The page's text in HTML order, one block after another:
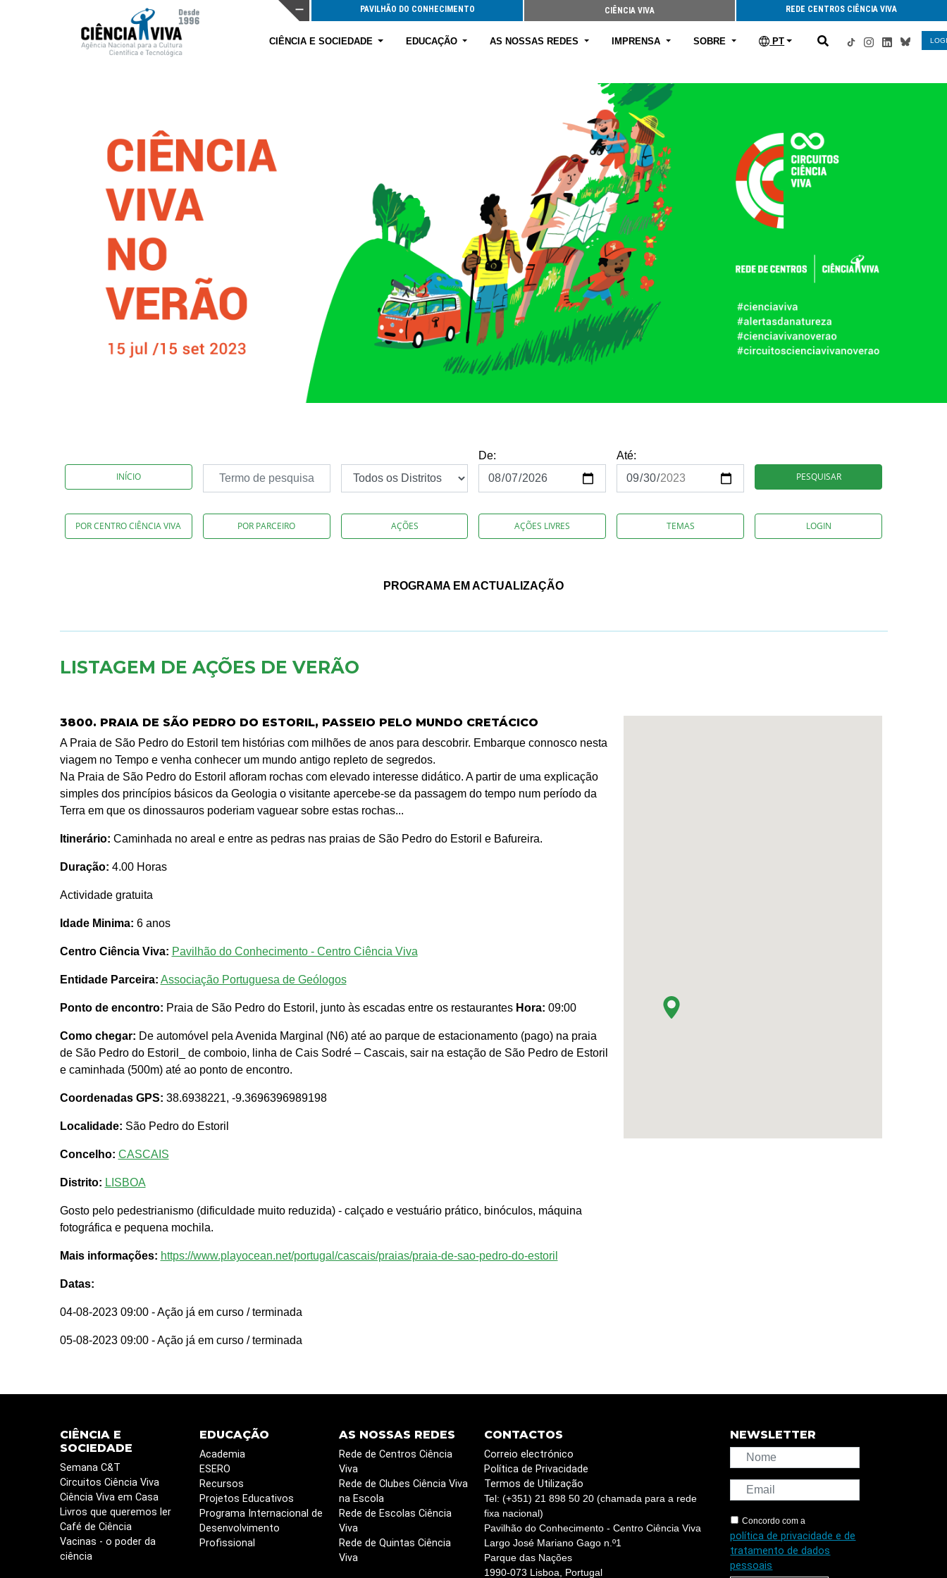
PAVILHÃO DO CONHECIMENTO CIÊNCIA VIVA REDE CENTROS CIÊNCIA VIVA
CIÊNCIA E SOCIEDADE EDUCAÇÃO AS NOSSAS REDES IMPRENSA SOBRE PT
INÍCIO
De:
Até:
PESQUISAR
POR CENTRO CIÊNCIA VIVA POR PARCEIRO AÇÕES AÇÕES LIVRES TEMAS LOGIN
PROGRAMA EM ACTUALIZAÇÃO
LISTAGEM DE AÇÕES DE VERÃO
3800. PRAIA DE SÃO PEDRO DO ESTORIL, PASSEIO PELO MUNDO CRETÁCICO
A Praia de São Pedro do Estoril tem histórias com milhões de anos para descobrir. Embarque connosco nesta
viagem no Tempo e venha conhecer um mundo antigo repleto de segredos.
Na Praia de São Pedro do Estoril afloram rochas com elevado interesse didático. A partir de uma explicação
simples dos princípios básicos da Geologia o visitante apercebe-se da passagem do tempo num período da
Terra em que os dinossauros poderiam vaguear sobre estas rochas...
Itinerário: Caminhada no areal e entre as pedras nas praias de São Pedro do Estoril e Bafureira.
Duração: 4.00 Horas
Actividade gratuita
Idade Minima: 6 anos
Centro Ciência Viva: Pavilhão do Conhecimento - Centro Ciência Viva
Entidade Parceira: Associação Portuguesa de Geólogos
Ponto de encontro: Praia de São Pedro do Estoril, junto às escadas entre os restaurantes Hora: 09:00
Como chegar: De automóvel pela Avenida Marginal (N6) até ao parque de estacionamento (pago) na praia
de São Pedro do Estoril_ de comboio, linha de Cais Sodré – Cascais, sair na estação de São Pedro de Estoril
e caminhada (500m) até ao ponto de encontro.
Coordenadas GPS: 38.6938221, -9.3696396989198
Localidade: São Pedro do Estoril
Concelho: CASCAIS
Distrito: LISBOA
Gosto pelo pedestrianismo (dificuldade muito reduzida) - calçado e vestuário prático, binóculos, máquina
fotográfica e pequena mochila.
Mais informações: https://www.playocean.net/portugal/cascais/praias/praia-de-sao-pedro-do-estoril
Datas:
04-08-2023 09:00 - Ação já em curso / terminada
05-08-2023 09:00 - Ação já em curso / terminada
CIÊNCIA E
SOCIEDADE
Semana C&T
Circuitos Ciência Viva
Ciência Viva em Casa
Livros que queremos ler
Café de Ciência
Vacinas - o poder da
ciência
EDUCAÇÃO
Academia
ESERO
Recursos
Projetos Educativos
Programa Internacional de
Desenvolvimento
Profissional
AS NOSSAS REDES
Rede de Centros Ciência
Viva
Rede de Clubes Ciência Viva
na Escola
Rede de Escolas Ciência
Viva
Rede de Quintas Ciência
Viva
CONTACTOS
Correio electrónico
Política de Privacidade
Termos de Utilização
Tel: (+351) 21 898 50 20 (chamada para a rede
fixa nacional)
Pavilhão do Conhecimento - Centro Ciência Viva
Largo José Mariano Gago n.º1
Parque das Nações
1990-073 Lisboa, Portugal
NEWSLETTER
Concordo com a
política de privacidade e de
tratamento de dados
pessoais